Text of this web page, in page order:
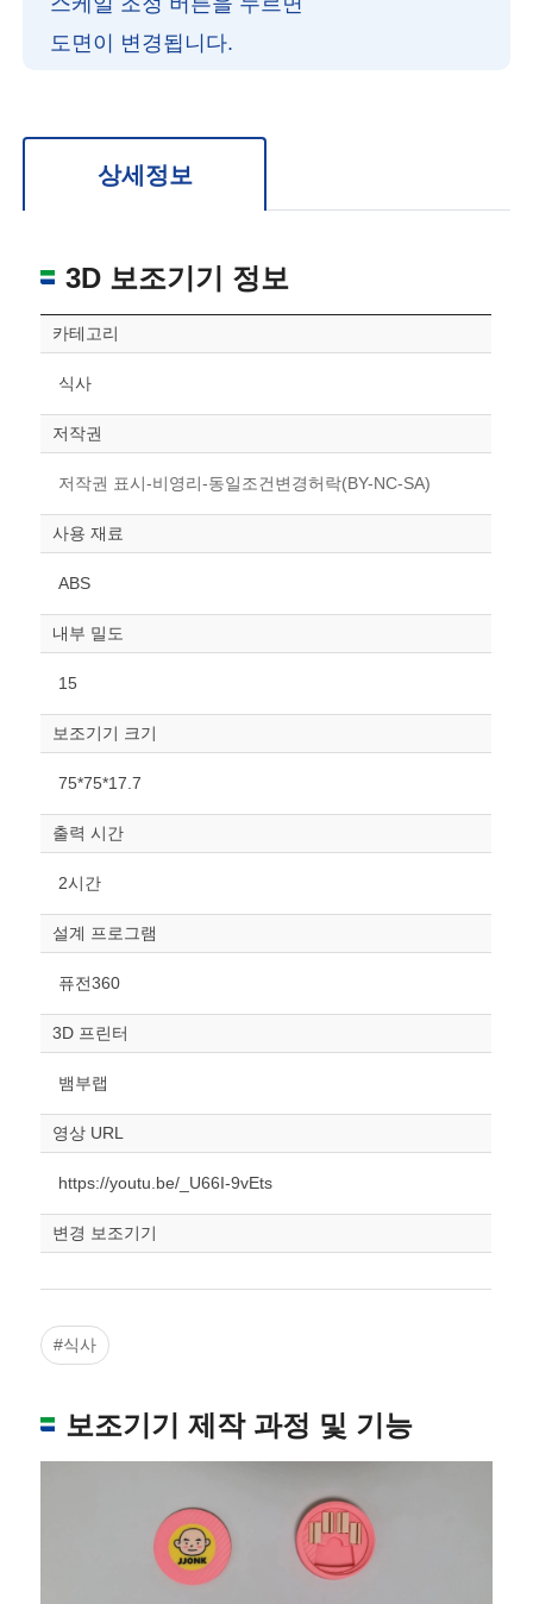
도면이 변경됩니다.
위치 이동: 우측 드래그
조정“ 버튼을 눌러주세요.
너비
높이
mm
폭
mm
스케일
상세정보
3D 보조기기 정보
카테고리
식사
저작권
저작권 표시-비영리-동일조건변경허락(BY-NC-SA)
사용 재료
ABS
내부 밀도
15
보조기기 크기
75*75*17.7
출력 시간
2시간
설계 프로그램
퓨전360
3D 프린터
뱀부랩
영상 URL
https://youtu.be/_U66I-9vEts
변경 보조기기
#식사
보조기기 제작 과정 및 기능